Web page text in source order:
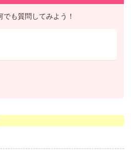
も質問してみよう！